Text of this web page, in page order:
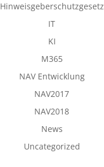
Hinweisgeberschutzgesetz
IT
KI
M365
NAV Entwicklung
NAV2017
NAV2018
News
Uncategorized